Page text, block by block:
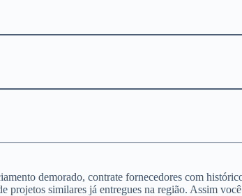
demorado, contrate fornecedores com
projetos similares já entregues na região. Assim você